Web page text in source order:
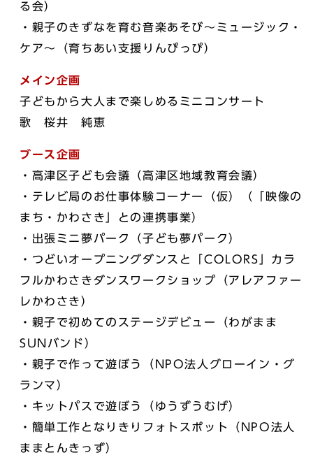
る会）
・親子のきずなを育む音楽あそび～ミュージック・
ケア～（育ちあい支援りんぴっぴ）
メイン企画
子どもから大人まで楽しめるミニコンサート
歌 桜井 純恵
ブース企画
・高津区子ども会議（高津区地域教育会議）
・テレビ局のお仕事体験コーナー（仮）（「映像の
まち・かわさき」との連携事業）
・出張ミニ夢パーク（子ども夢パーク）
・つどいオープニングダンスと「COLORS」カラ
フルかわさきダンスワークショップ（アレアファー
レかわさき）
・親子で初めてのステージデビュー（わがまま
SUNバンド）
・親子で作って遊ぼう（NPO法人グローイン・グ
ランマ）
・キットパスで遊ぼう（ゆうずうむげ）
・簡単工作となりきりフォトスポット（NPO法人
ままとんきっず）